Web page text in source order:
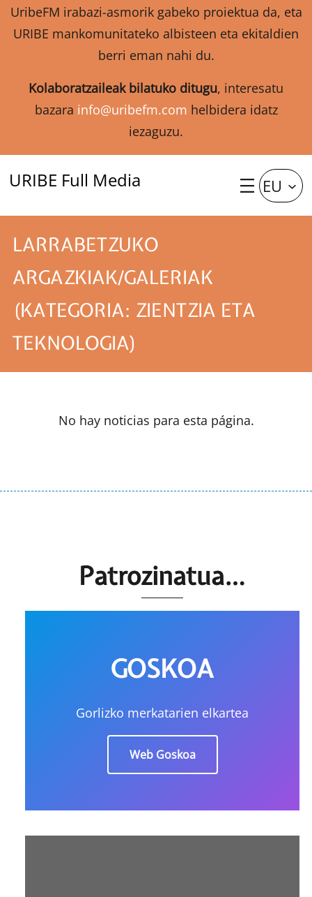
UribeFM irabazi-asmorik gabeko proiektua da, eta
URIBE mankomunitateko albisteen eta ekitaldien
berri eman nahi du.
Kolaboratzaileak bilatuko ditugu, interesatu
bazara info@uribefm.com helbidera idatz
iezaguzu.
URIBE Full Media EU
LARRABETZUKO
ARGAZKIAK/GALERIAK
(KATEGORIA: ZIENTZIA ETA
TEKNOLOGIA)
No hay noticias para esta página.
Patrozinatua…
GOSKOA
Gorlizko merkatarien elkartea
Web Goskoa